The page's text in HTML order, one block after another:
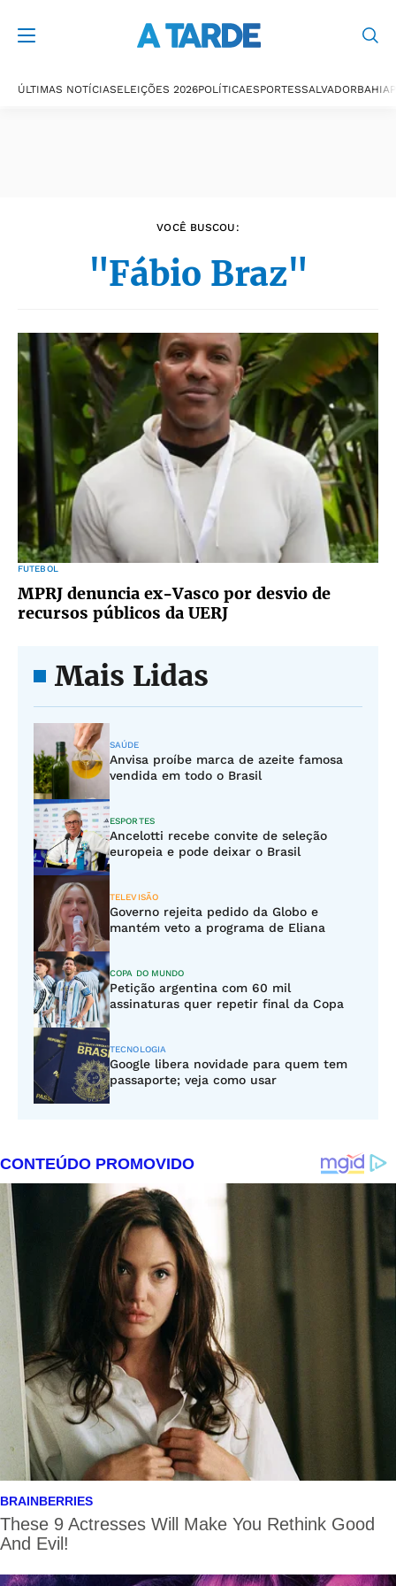
ÚLTIMAS NOTÍCIASELEIÇÕES 2026POLÍTICAESPORTESSALVADORBAHIA
VOCÊ BUSCOU:
"Fábio Braz"
FUTEBOL
MPRJ denuncia ex-Vasco por desvio de
recursos públicos da UERJ
Mais Lidas
SAÚDE
Anvisa proíbe marca de azeite famosa
vendida em todo o Brasil
ESPORTES
Ancelotti recebe convite de seleção
europeia e pode deixar o Brasil
TELEVISÃO
Governo rejeita pedido da Globo e
mantém veto a programa de Eliana
COPA DO MUNDO
Petição argentina com 60 mil
assinaturas quer repetir final da Copa
TECNOLOGIA
Google libera novidade para quem tem
passaporte; veja como usar